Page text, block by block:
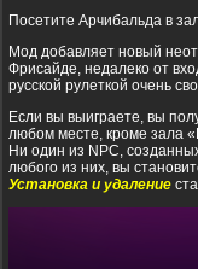
Посетите Арчибальда в
Мод добавляет новый
Фрисайде, недалеко от
русской рулеткой очень
Если вы выиграете, вы
любом месте, кроме зала
Ни один из NPC,
любого из них, вы
Установка и удаление